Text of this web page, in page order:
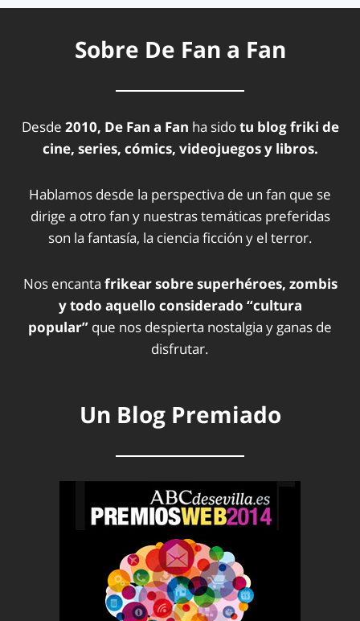
Sobre De Fan a Fan
Desde 2010, De Fan a Fan ha sidotu blog friki de
cine, series, cómics, videojuegos y libros.
Hablamos desde la perspectiva de un fan que se
dirige a otro fan y nuestras temáticas preferidas
son la fantasía, la ciencia ficción y el terror.
Nos encanta frikear sobre superhéroes, zombis
y todo aquello considerado “cultura
popular” que nos despierta nostalgia y ganas de
disfrutar.
Un Blog Premiado